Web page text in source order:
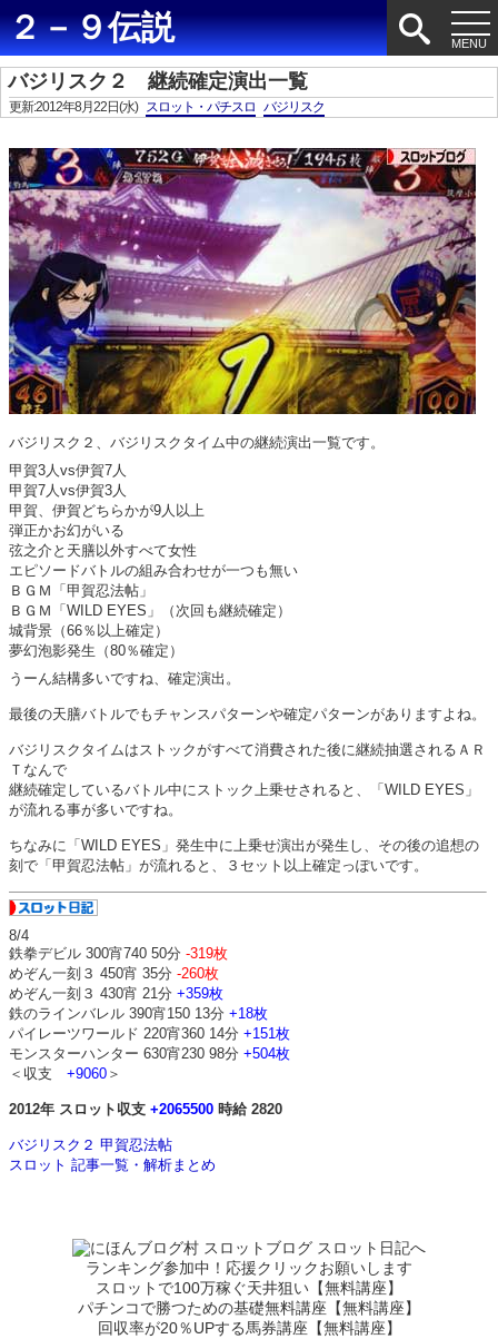
２－９伝説
バジリスク２ 継続確定演出一覧
更新:2012年8月22日(水) スロット・パチスロ バジリスク
バジリスク２、バジリスクタイム中の継続演出一覧です。
甲賀3人vs伊賀7人
甲賀7人vs伊賀3人
甲賀、伊賀どちらかが9人以上
弾正かお幻がいる
弦之介と天膳以外すべて女性
エピソードバトルの組み合わせが一つも無い
ＢＧＭ「甲賀忍法帖」
ＢＧＭ「WILD EYES」（次回も継続確定）
城背景（66％以上確定）
夢幻泡影発生（80％確定）
うーん結構多いですね、確定演出。
最後の天膳バトルでもチャンスパターンや確定パターンがありますよね。
バジリスクタイムはストックがすべて消費された後に継続抽選されるＡＲ
Ｔなんで
継続確定しているバトル中にストック上乗せされると、「WILD EYES」
が流れる事が多いですね。
ちなみに「WILD EYES」発生中に上乗せ演出が発生し、その後の追想の
刻で「甲賀忍法帖」が流れると、３セット以上確定っぽいです。
8/4
鉄拳デビル 300宵740 50分 -319枚
めぞん一刻３ 450宵 35分 -260枚
めぞん一刻３ 430宵 21分 +359枚
鉄のラインバレル 390宵150 13分 +18枚
パイレーツワールド 220宵360 14分 +151枚
モンスターハンター 630宵230 98分 +504枚
＜収支 +9060 ＞
2012年 スロット収支 +2065500 時給 2820
バジリスク２ 甲賀忍法帖
スロット 記事一覧・解析まとめ
ランキング参加中！応援クリックお願いします
スロットで100万稼ぐ天井狙い【無料講座】
パチンコで勝つための基礎無料講座【無料講座】
回収率が20％UPする馬券講座【無料講座】